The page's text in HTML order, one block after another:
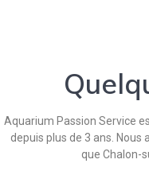
Aquarium Passion Service
depuis plus de 3 ans. Nous
que Chalon-